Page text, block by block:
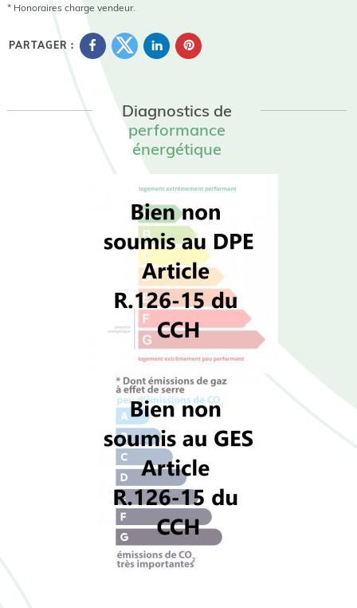
* Honoraires charge vendeur.
PARTAGER :
Diagnostics de
performance
énergétique